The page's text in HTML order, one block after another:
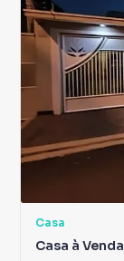
Casa
Casa à